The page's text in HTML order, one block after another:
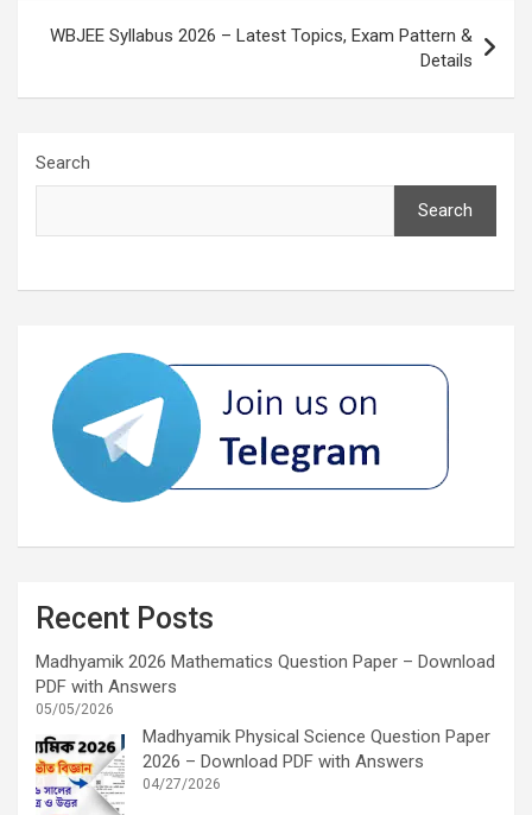
WBJEE Syllabus 2026 – Latest Topics, Exam Pattern &
Details
Search
Search
Recent Posts
Madhyamik 2026 Mathematics Question Paper – Download
PDF with Answers
05/05/2026
Madhyamik Physical Science Question Paper
2026 – Download PDF with Answers
04/27/2026